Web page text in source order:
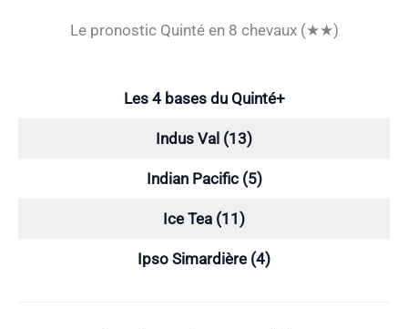
Le pronostic Quinté en 8 chevaux (★★)
Les 4 bases du Quinté+
Indus Val (13)
Indian Pacific (5)
Ice Tea (11)
Ipso Simardière (4)